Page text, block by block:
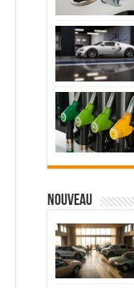
Nouveau